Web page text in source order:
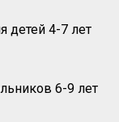
детей 4-7 лет
6-9 лет